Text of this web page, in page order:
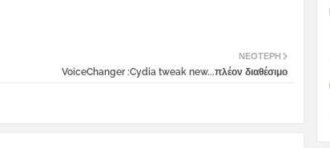
ΝΕΌΤΕΡΗ
VoiceChanger :Cydia tweak new...πλέον διαθέσιμο